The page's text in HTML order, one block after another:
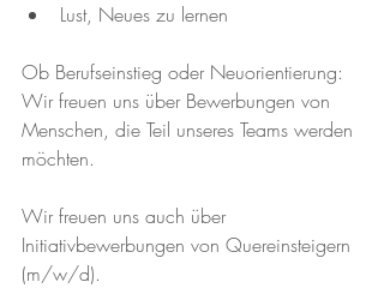
Lust, Neues zu lernen
Ob Berufseinstieg oder Neuorientierung:
Wir freuen uns über Bewerbungen von
Menschen, die Teil unseres Teams werden
möchten.
Wir freuen uns auch über
Initiativbewerbungen von Quereinsteigern
(m/w/d).